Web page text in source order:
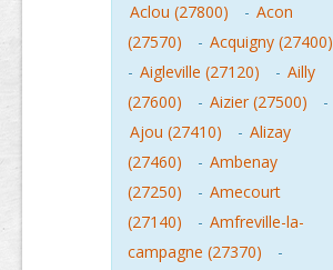
Aclou (27800)
- Acon
(27570)
- Acquigny (27400)
- Aigleville (27120) - Ailly
(27600)
- Aizier (27500)
-
Ajou (27410)
- Alizay
(27460)
- Ambenay
(27250)
- Amecourt
(27140)
- Amfreville-la-
campagne (27370)
-